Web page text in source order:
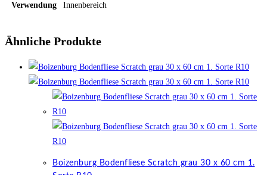
Verwendung Innenbereich
Ähnliche Produkte
Boizenburg Bodenfliese Scratch grau 30 x 60 cm 1.